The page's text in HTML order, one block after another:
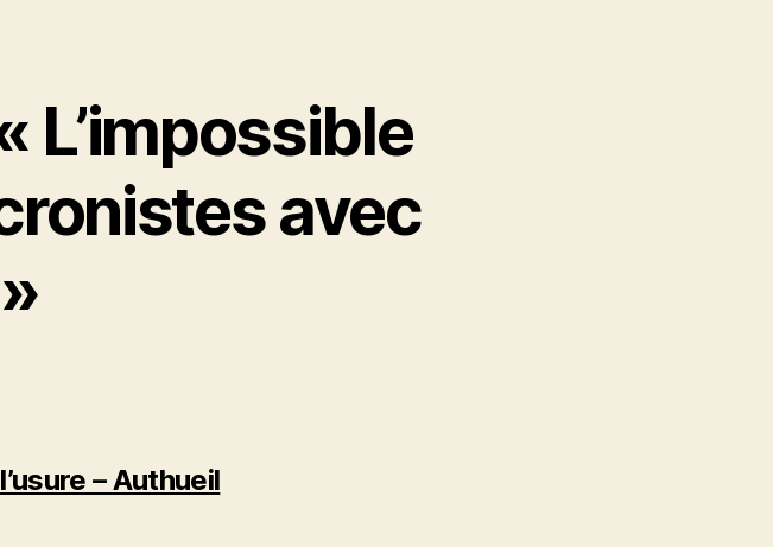
L’impossible
avec
– Authueildit :